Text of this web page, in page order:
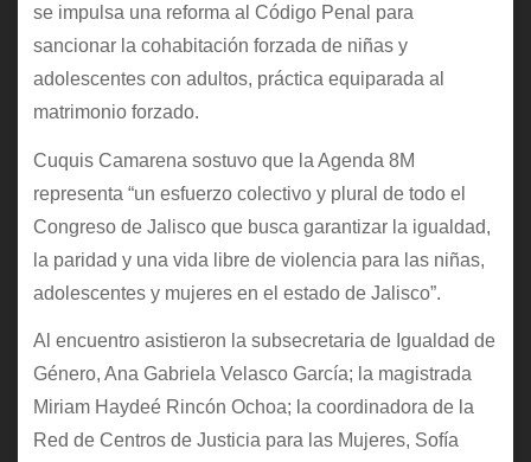
se impulsa una reforma al Código Penal para
sancionar la cohabitación forzada de niñas y
adolescentes con adultos, práctica equiparada al
matrimonio forzado.
Cuquis Camarena sostuvo que la Agenda 8M
representa “un esfuerzo colectivo y plural de todo el
Congreso de Jalisco que busca garantizar la igualdad,
la paridad y una vida libre de violencia para las niñas,
adolescentes y mujeres en el estado de Jalisco”.
Al encuentro asistieron la subsecretaria de Igualdad de
Género, Ana Gabriela Velasco García; la magistrada
Miriam Haydeé Rincón Ochoa; la coordinadora de la
Red de Centros de Justicia para las Mujeres, Sofía